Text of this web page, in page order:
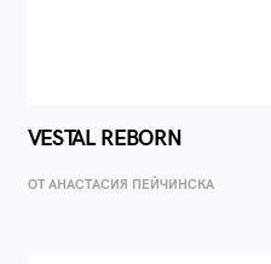
VESTAL REBORN
ОТ AНАСТАСИЯ ПЕЙЧИНСКА